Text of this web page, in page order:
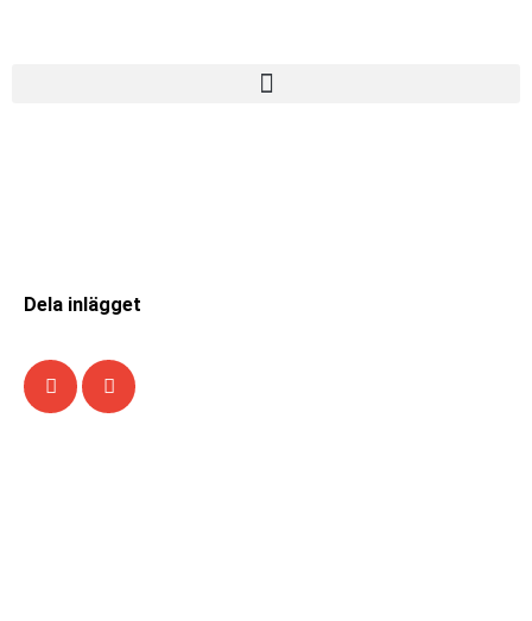
Dela inlägget